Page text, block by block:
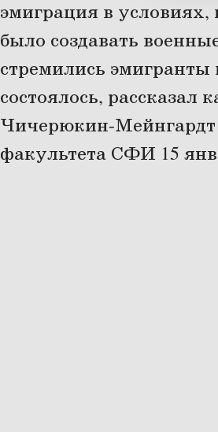
эмиграция в условиях,
было создавать
стремились
состоялось,
Чичерюкин-Мейнгардт
факультета СФИ 15